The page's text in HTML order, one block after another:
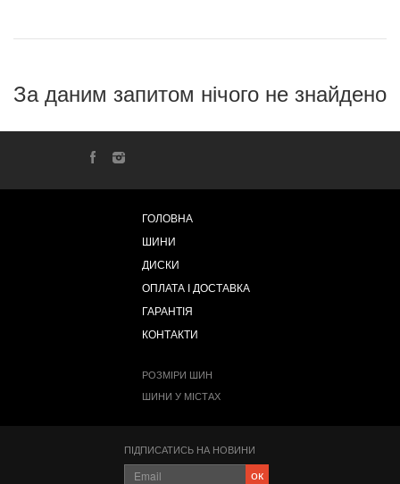
За даним запитом нічого не знайдено
ГОЛОВНА
ШИНИ
ДИСКИ
ОПЛАТА І ДОСТАВКА
ГАРАНТІЯ
КОНТАКТИ
РОЗМІРИ ШИН
ШИНИ У МІСТАХ
ПІДПИСАТИСЬ НА НОВИНИ
ок